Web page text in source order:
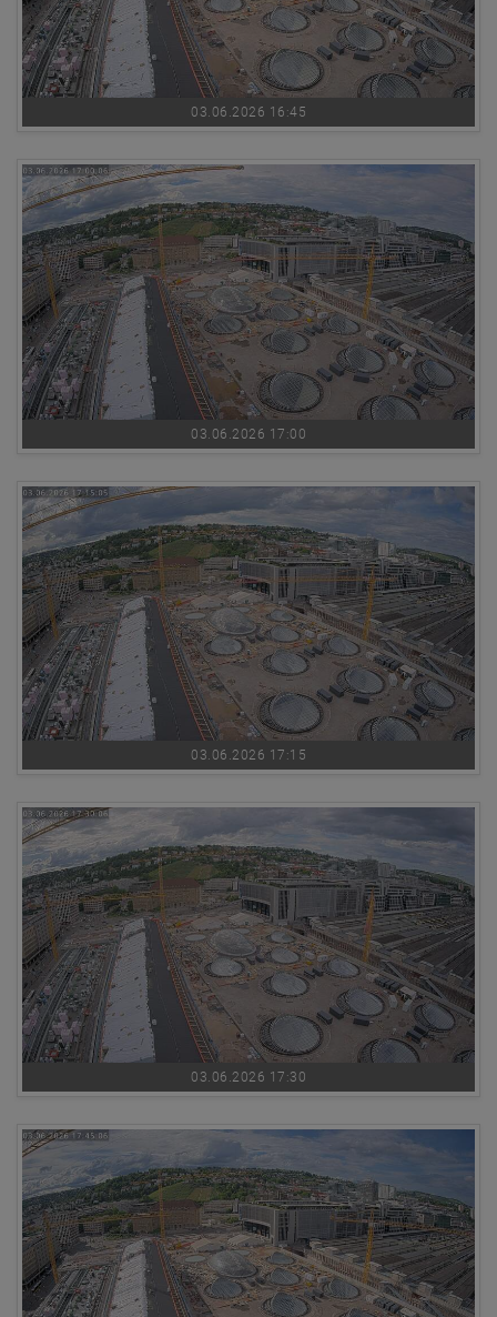
03.06.2026 16:45
03.06.2026 17:00
03.06.2026 17:15
03.06.2026 17:30